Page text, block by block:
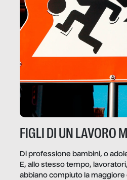
FIGLI DI UN LAVORO
Di professione bambini, o
E, allo stesso tempo,
abbiano compiuto la maggiore